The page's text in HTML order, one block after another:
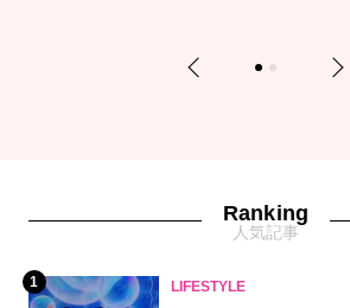
Previous 1 2 Next
Ranking
人気記事
1 LIFESTYLE